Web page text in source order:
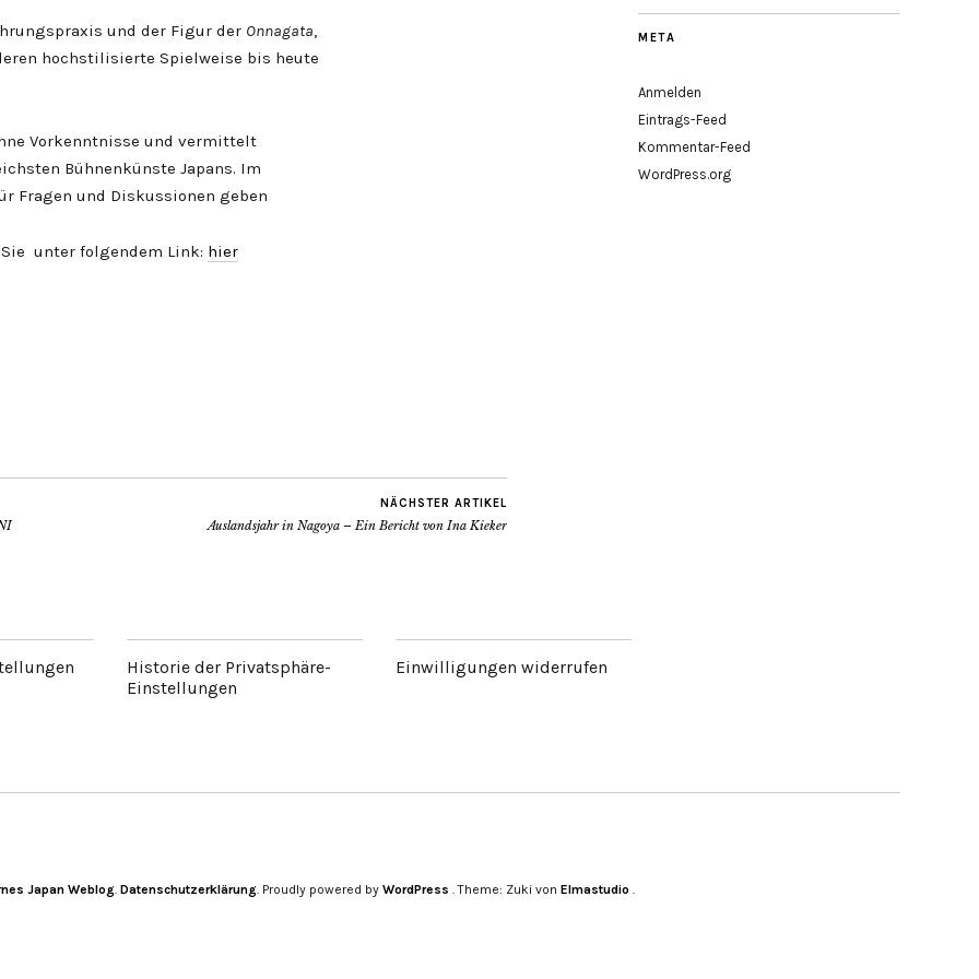
und der Figur der Onnagata,
hochstilisierte Spielweise bis heute
Vorkenntnisse und vermittelt
Bühnenkünste Japans. Im
Fragen und Diskussionen geben
unter folgendem Link: hier
NÄCHSTER ARTIKEL
Auslandsjahr in Nagoya – Ein Bericht von Ina Kieker
META
Anmelden
Eintrags-Feed
Kommentar-Feed
WordPress.org
Historie der Privatsphäre-
Einstellungen
Einwilligungen widerrufen
Japan Weblog Datenschutzerklärung Proudly powered by WordPress Theme: Zuki von Elmastudio